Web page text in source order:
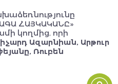
ՀԱՅԿԱԿԱՆԸ»
կողմից, որի
Ազարնիան, Արթուր
Ռուբեն